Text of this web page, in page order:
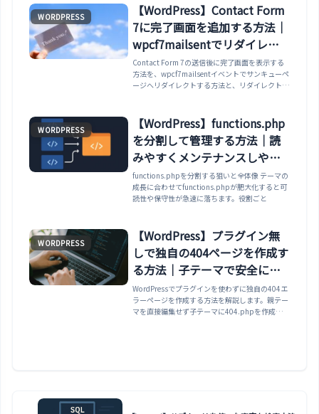
WORDPRESS
【WordPress】Contact Form
7に完了画面を追加する方法｜
wpcf7mailsentでリダイレク
ト・ページ内メッセージ
Contact Form 7の送信後に完了画面を表示する
方法を、wpcf7mailsentイベントでサンキューペ
ージへリダイレクトする方法と、リダイレクトせ
書き方も紹介します。
WORDPRESS
【WordPress】functions.php
を分割して管理する方法｜読
みやすくメンテナンスしやす
いテーマ開発
functions.phpを分割する狙いと全体像 テーマの
成長に合わせてfunctions.phpが肥大化すると可
読性や保守性が急速に落ちます。役割ごと
WORDPRESS
【WordPress】プラグイン無
しで独自の404ページを作成す
る方法｜子テーマで安全にカ
スタマイズ
WordPressでプラグインを使わずに独自の404エ
ラーページを作成する方法を解説します。親テー
マを直接編集せず子テーマに404.phpを作成する